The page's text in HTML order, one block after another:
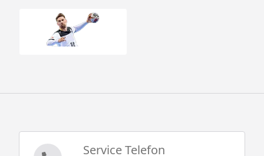
Service Telefon